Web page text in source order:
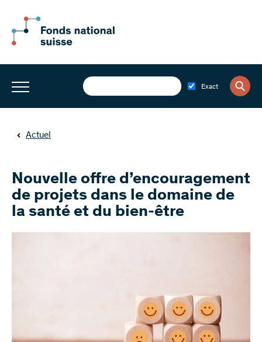
Exact
Actuel
Nouvelle offre d’encouragement
de projets dans le domaine de
la santé et du bien-être